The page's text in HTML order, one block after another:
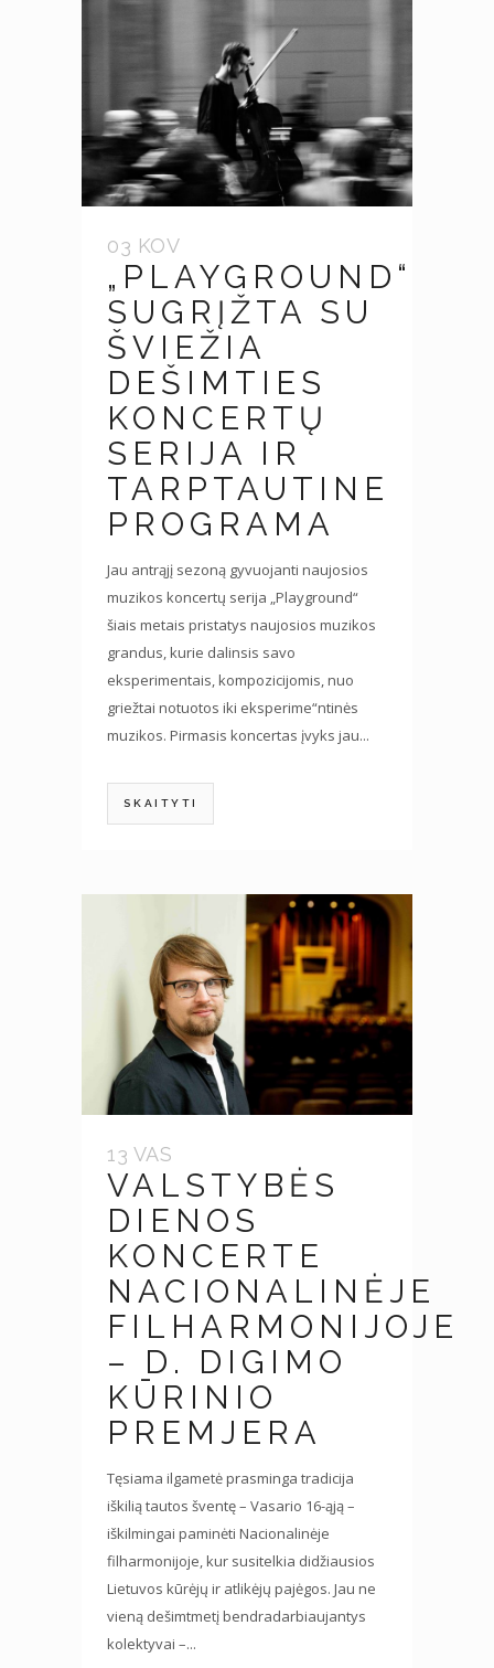
03 KOV
„PLAYGROUND“
SUGRĮŽTA SU
ŠVIEŽIA
DEŠIMTIES
KONCERTŲ
SERIJA IR
TARPTAUTINE
PROGRAMA
Jau antrąjį sezoną gyvuojanti naujosios
muzikos koncertų serija „Playground“
šiais metais pristatys naujosios muzikos
grandus, kurie dalinsis savo
eksperimentais, kompozicijomis, nuo
griežtai notuotos iki eksperime“ntinės
muzikos. Pirmasis koncertas įvyks jau...
SKAITYTI
13 VAS
VALSTYBĖS
DIENOS
KONCERTE
NACIONALINĖJE
FILHARMONIJOJE
– D. DIGIMO
KŪRINIO
PREMJERA
Tęsiama ilgametė prasminga tradicija
iškilią tautos šventę – Vasario 16-ąją –
iškilmingai paminėti Nacionalinėje
filharmonijoje, kur susitelkia didžiausios
Lietuvos kūrėjų ir atlikėjų pajėgos. Jau ne
vieną dešimtmetį bendradarbiaujantys
kolektyvai –...